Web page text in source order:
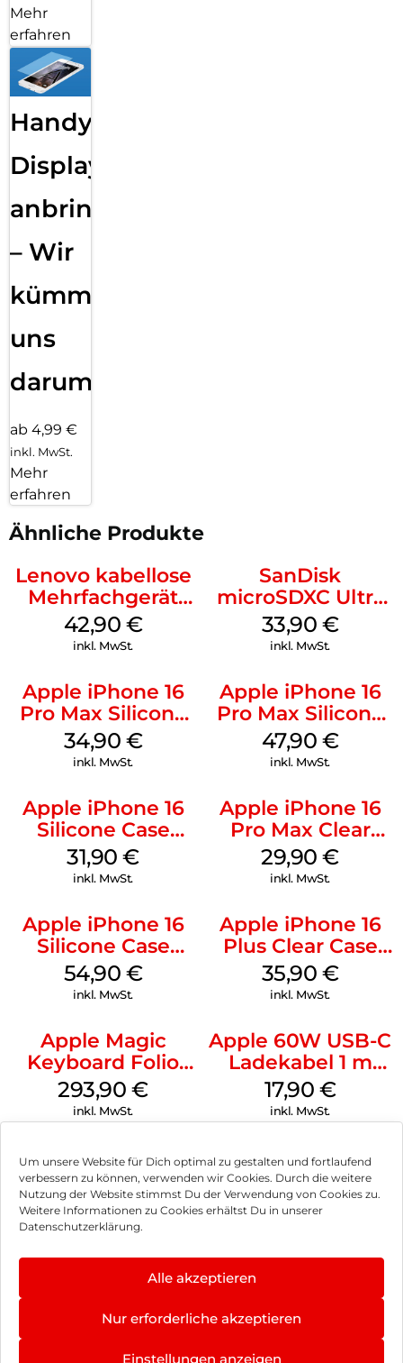
Um unsere Website für Dich optimal zu gestalten und fortlaufend
verbessern zu können, verwenden wir Cookies. Durch die weitere
Nutzung der Website stimmst Du der Verwendung von Cookies zu.
Weitere Informationen zu Cookies erhältst Du in unserer
Datenschutzerklärung.
Alle akzeptieren
Nur erforderliche akzeptieren
Einstellungen anzeigen
Mehr
erfahren
Handy
Displayfolie
anbringen
– Wir
kümmern
uns
darum!
ab 4,99 €
inkl. MwSt.
Mehr
erfahren
Ähnliche Produkte
Lenovo kabellose
Mehrfachgerät
Luna Grey
42,90 €
inkl. MwSt.
SanDisk
microSDXC Ultra
128 GB + Adapter
Mobile
33,90 €
inkl. MwSt.
Apple iPhone 16
Pro Max Silicone
Case MagSafe
Denim
34,90 €
inkl. MwSt.
Apple iPhone 16
Pro Max Silicone
Case MagSafe
Black
47,90 €
inkl. MwSt.
Apple iPhone 16
Silicone Case
MagSafe Fuchsia
31,90€
inkl. MwSt.
Apple iPhone 16
Pro Max Clear
Case MagSafe
Transparent
29,90€
inkl. MwSt.
Apple iPhone 16
Silicone Case
MagSafe Lake
Green
54,90 €
inkl. MwSt.
Apple iPhone 16
Plus Clear Case
MagSafe
Transparent
35,90 €
inkl. MwSt.
Apple Magic
Keyboard Folio
iPad 10.9″ (10.Gen.)
Weiß
293,90€
inkl. MwSt.
Apple 60W USB-C
Ladekabel 1 m
Weiß
17,90 €
inkl. MwSt.
Impressum
Hinweis zur Batterieentsorgung